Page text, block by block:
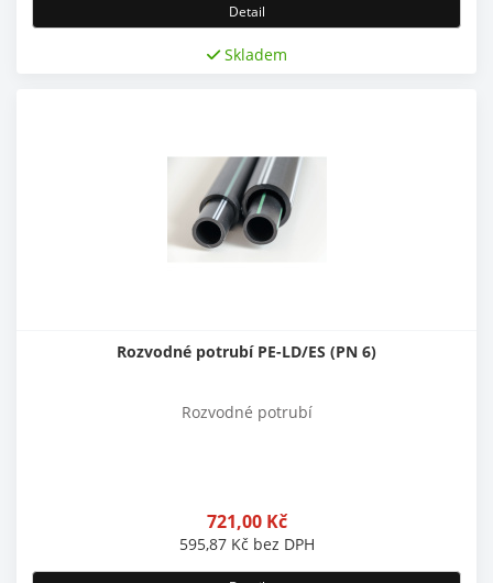
Detail
Skladem
Rozvodné potrubí PE-LD/ES (PN 6)
Rozvodné potrubí
721,00 Kč
595,87 Kč bez DPH